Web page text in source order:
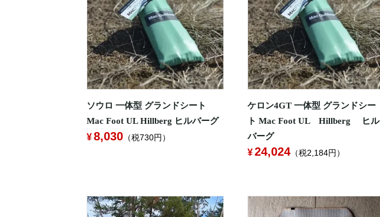
ソウロ 一体型 グランドシート
Mac Foot UL Hillberg ヒルバーグ
8,030 （税730円）
ケロン4GT 一体型 グランドシー
ト Mac Foot UL Hillberg ヒル
バーグ
24,024（税2,184円）